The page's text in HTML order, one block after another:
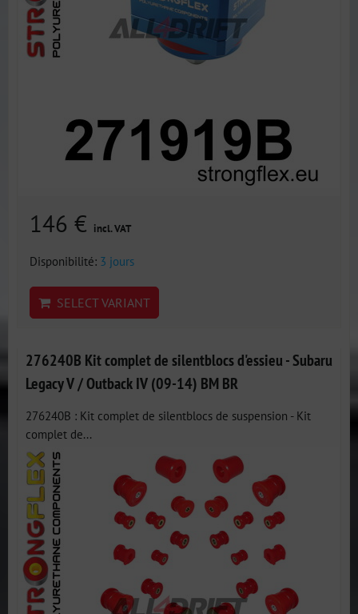
146 € incl. VAT
Disponibilité: 3 jours
SELECT VARIANT
276240B Kit complet de silentblocs d'essieu - Subaru
Legacy V / Outback IV (09-14) BM BR
276240B : Kit complet de silentblocs de suspension - Kit
complet de...